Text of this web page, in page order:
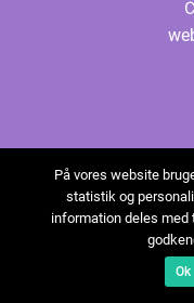
På vores website
statistik og
information deles med
Ok